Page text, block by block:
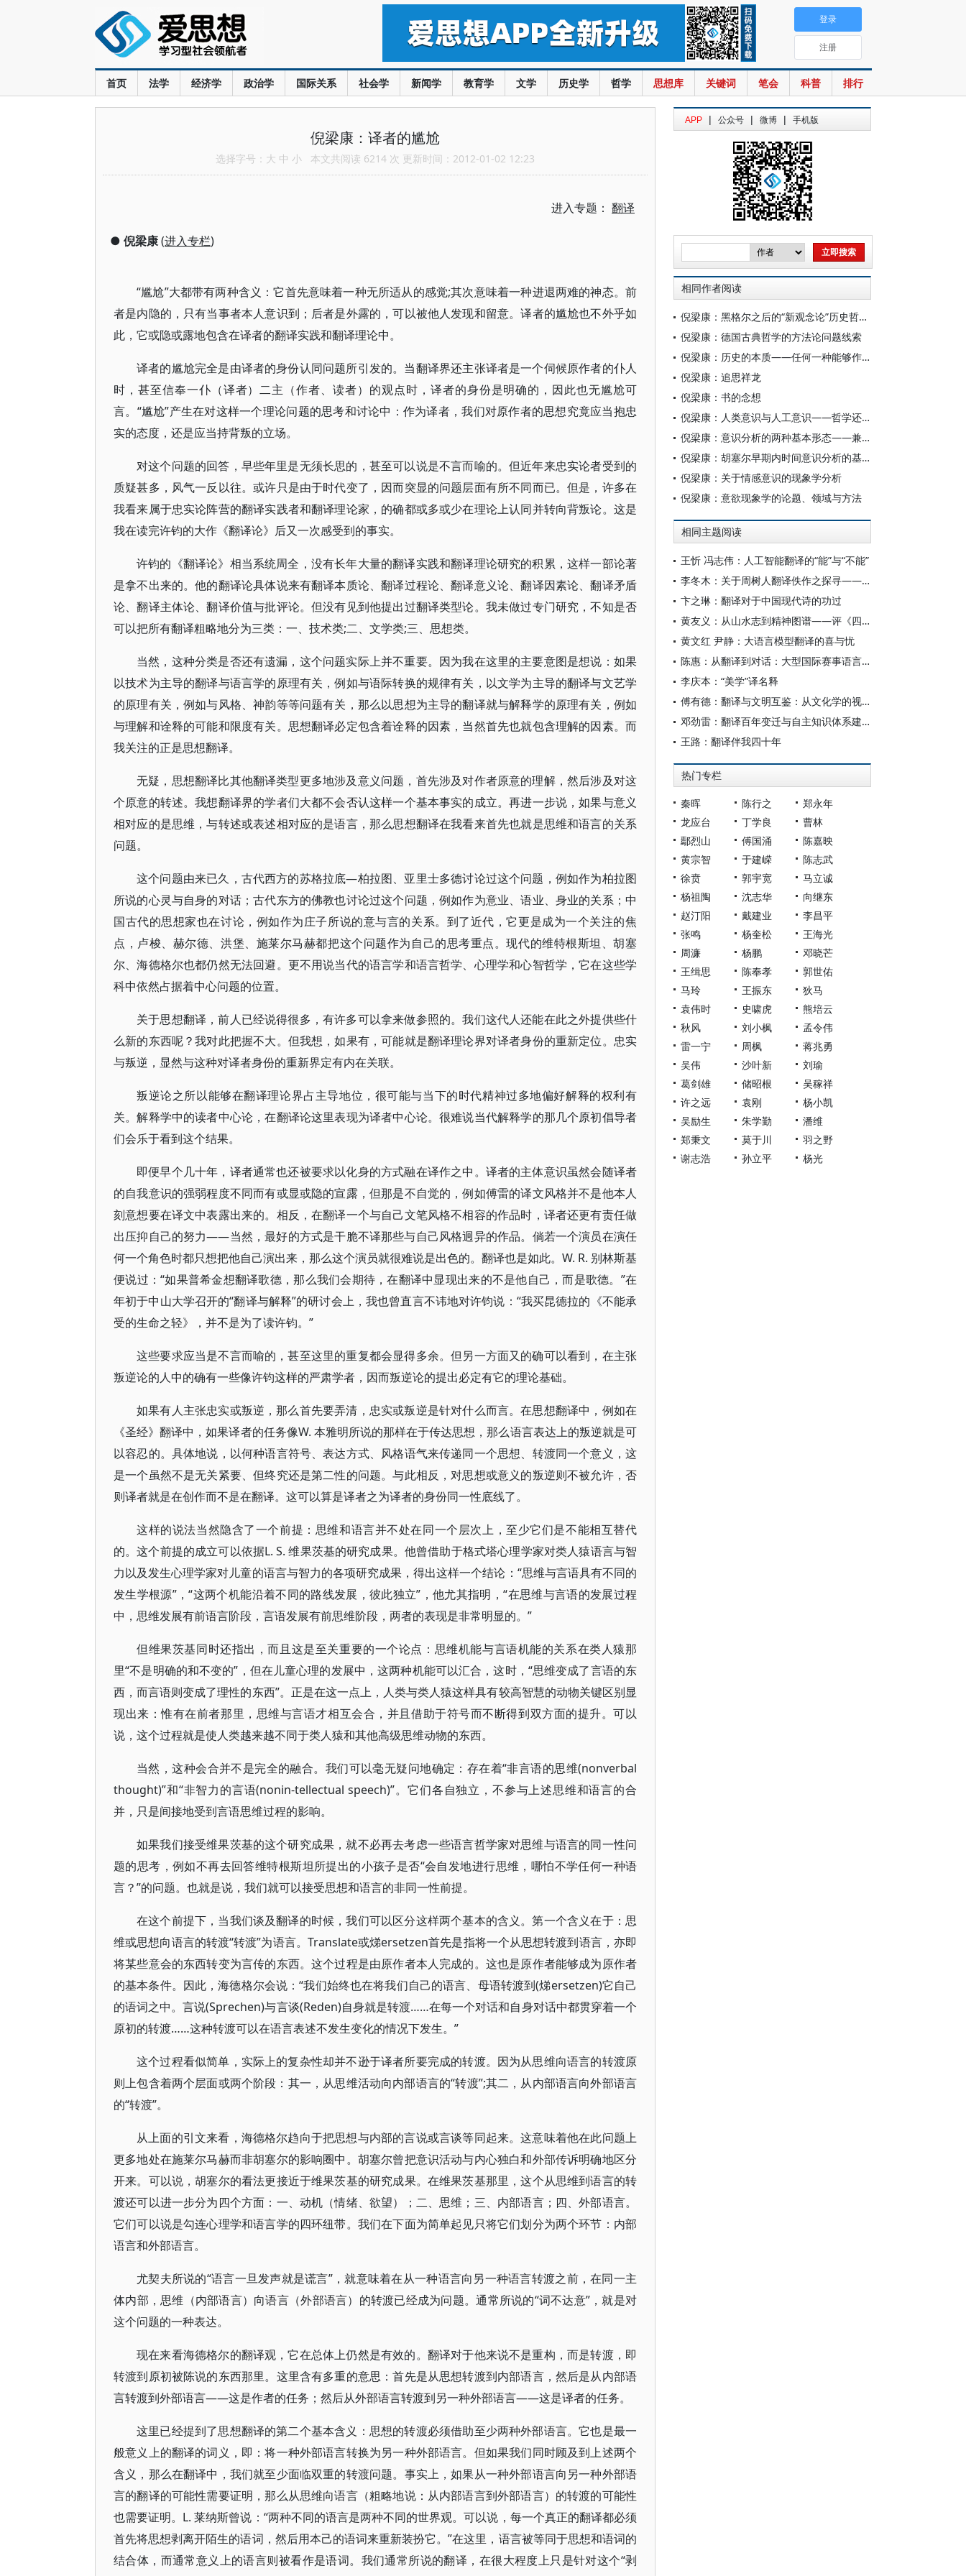
首页 法学 经济学 政治学 国际关系 社会学 新闻学 教育学 文学 历史学 哲学 思想库 关键词 笔会 科普 排行
登录
注册
倪梁康：译者的尴尬
选择字号： 大 中 小 本文共阅读 6214 次 更新时间：2012-01-02 12:23
进入专题： 翻译
● 倪梁康(进入专栏)
“尴尬”大都带有两种含义：它首先意味着一种无所适从的感觉;其次意味着一种进退两难的神态。前
者是内隐的，只有当事者本人意识到；后者是外露的，可以被他人发现和留意。译者的尴尬也不外乎如
此，它或隐或露地包含在译者的翻译实践和翻译理论中。
译者的尴尬完全是由译者的身份认同问题所引发的。当翻译界还主张译者是一个伺候原作者的仆人
时，甚至信奉一仆（译者）二主（作者、读者）的观点时，译者的身份是明确的，因此也无尴尬可
言。“尴尬”产生在对这样一个理论问题的思考和讨论中：作为译者，我们对原作者的思想究竟应当抱忠
实的态度，还是应当持背叛的立场。
对这个问题的回答，早些年里是无须长思的，甚至可以说是不言而喻的。但近年来忠实论者受到的
质疑甚多，风气一反以往。或许只是由于时代变了，因而突显的问题层面有所不同而已。但是，许多在
我看来属于忠实论阵营的翻译实践者和翻译理论家，的确都或多或少在理论上认同并转向背叛论。这是
我在读完许钧的大作《翻译论》后又一次感受到的事实。
许钧的《翻译论》相当系统周全，没有长年大量的翻译实践和翻译理论研究的积累，这样一部论著
是拿不出来的。他的翻译论具体说来有翻译本质论、翻译过程论、翻译意义论、翻译因素论、翻译矛盾
论、翻译主体论、翻译价值与批评论。但没有见到他提出过翻译类型论。我未做过专门研究，不知是否
可以把所有翻译粗略地分为三类：一、技术类;二、文学类;三、思想类。
当然，这种分类是否还有遗漏，这个问题实际上并不重要。因为我在这里的主要意图是想说：如果
以技术为主导的翻译与语言学的原理有关，例如与语际转换的规律有关，以文学为主导的翻译与文艺学
的原理有关，例如与风格、神韵等等问题有关，那么以思想为主导的翻译就与解释学的原理有关，例如
与理解和诠释的可能和限度有关。思想翻译必定包含着诠释的因素，当然首先也就包含理解的因素。而
我关注的正是思想翻译。
无疑，思想翻译比其他翻译类型更多地涉及意义问题，首先涉及对作者原意的理解，然后涉及对这
个原意的转述。我想翻译界的学者们大都不会否认这样一个基本事实的成立。再进一步说，如果与意义
相对应的是思维，与转述或表述相对应的是语言，那么思想翻译在我看来首先也就是思维和语言的关系
问题。
这个问题由来已久，古代西方的苏格拉底—柏拉图、亚里士多德讨论过这个问题，例如作为柏拉图
所说的心灵与自身的对话；古代东方的佛教也讨论过这个问题，例如作为意业、语业、身业的关系；中
国古代的思想家也在讨论，例如作为庄子所说的意与言的关系。到了近代，它更是成为一个关注的焦
点，卢梭、赫尔德、洪堡、施莱尔马赫都把这个问题作为自己的思考重点。现代的维特根斯坦、胡塞
尔、海德格尔也都仍然无法回避。更不用说当代的语言学和语言哲学、心理学和心智哲学，它在这些学
科中依然占据着中心问题的位置。
关于思想翻译，前人已经说得很多，有许多可以拿来做参照的。我们这代人还能在此之外提供些什
么新的东西呢？我对此把握不大。但我想，如果有，可能就是翻译理论界对译者身份的重新定位。忠实
与叛逆，显然与这种对译者身份的重新界定有内在关联。
叛逆论之所以能够在翻译理论界占主导地位，很可能与当下的时代精神过多地偏好解释的权利有
关。解释学中的读者中心论，在翻译论这里表现为译者中心论。很难说当代解释学的那几个原初倡导者
们会乐于看到这个结果。
即便早个几十年，译者通常也还被要求以化身的方式融在译作之中。译者的主体意识虽然会随译者
的自我意识的强弱程度不同而有或显或隐的宣露，但那是不自觉的，例如傅雷的译文风格并不是他本人
刻意想要在译文中表露出来的。相反，在翻译一个与自己文笔风格不相容的作品时，译者还更有责任做
出压抑自己的努力——当然，最好的方式是干脆不译那些与自己风格迥异的作品。倘若一个演员在演任
何一个角色时都只想把他自己演出来，那么这个演员就很难说是出色的。翻译也是如此。W. R. 别林斯基
便说过：“如果普希金想翻译歌德，那么我们会期待，在翻译中显现出来的不是他自己，而是歌德。”在
年初于中山大学召开的“翻译与解释”的研讨会上，我也曾直言不讳地对许钧说：“我买昆德拉的《不能承
受的生命之轻》，并不是为了读许钧。”
这些要求应当是不言而喻的，甚至这里的重复都会显得多余。但另一方面又的确可以看到，在主张
叛逆论的人中的确有一些像许钧这样的严肃学者，因而叛逆论的提出必定有它的理论基础。
如果有人主张忠实或叛逆，那么首先要弄清，忠实或叛逆是针对什么而言。在思想翻译中，例如在
《圣经》翻译中，如果译者的任务像W. 本雅明所说的那样在于传达思想，那么语言表达上的叛逆就是可
以容忍的。具体地说，以何种语言符号、表达方式、风格语气来传递同一个思想、转渡同一个意义，这
是一个虽然不是无关紧要、但终究还是第二性的问题。与此相反，对思想或意义的叛逆则不被允许，否
则译者就是在创作而不是在翻译。这可以算是译者之为译者的身份同一性底线了。
这样的说法当然隐含了一个前提：思维和语言并不处在同一个层次上，至少它们是不能相互替代
的。这个前提的成立可以依据L. S. 维果茨基的研究成果。他曾借助于格式塔心理学家对类人猿语言与智
力以及发生心理学家对儿童的语言与智力的各项研究成果，得出这样一个结论：“思维与言语具有不同的
发生学根源”，“这两个机能沿着不同的路线发展，彼此独立”，他尤其指明，“在思维与言语的发展过程
中，思维发展有前语言阶段，言语发展有前思维阶段，两者的表现是非常明显的。”
但维果茨基同时还指出，而且这是至关重要的一个论点：思维机能与言语机能的关系在类人猿那
里“不是明确的和不变的”，但在儿童心理的发展中，这两种机能可以汇合，这时，“思维变成了言语的东
西，而言语则变成了理性的东西”。正是在这一点上，人类与类人猿这样具有较高智慧的动物关键区别显
现出来：惟有在前者那里，思维与言语才相互会合，并且借助于符号而不断得到双方面的提升。可以
说，这个过程就是使人类越来越不同于类人猿和其他高级思维动物的东西。
当然，这种会合并不是完全的融合。我们可以毫无疑问地确定：存在着“非言语的思维(nonverbal
thought)”和“非智力的言语(nonin-tellectual speech)”。它们各自独立，不参与上述思维和语言的合
并，只是间接地受到言语思维过程的影响。
如果我们接受维果茨基的这个研究成果，就不必再去考虑一些语言哲学家对思维与语言的同一性问
题的思考，例如不再去回答维特根斯坦所提出的小孩子是否“会自发地进行思维，哪怕不学任何一种语
言？”的问题。也就是说，我们就可以接受思想和语言的非同一性前提。
在这个前提下，当我们谈及翻译的时候，我们可以区分这样两个基本的含义。第一个含义在于：思
维或思想向语言的转渡“转渡”为语言。Translate或焍ersetzen首先是指将一个从思想转渡到语言，亦即
将某些意会的东西转变为言传的东西。这个过程是由原作者本人完成的。这也是原作者能够成为原作者
的基本条件。因此，海德格尔会说：“我们始终也在将我们自己的语言、母语转渡到(焍ersetzen)它自己
的语词之中。言说(Sprechen)与言谈(Reden)自身就是转渡……在每一个对话和自身对话中都贯穿着一个
原初的转渡……这种转渡可以在语言表述不发生变化的情况下发生。”
这个过程看似简单，实际上的复杂性却并不逊于译者所要完成的转渡。因为从思维向语言的转渡原
则上包含着两个层面或两个阶段：其一，从思维活动向内部语言的“转渡”;其二，从内部语言向外部语言
的“转渡”。
从上面的引文来看，海德格尔趋向于把思想与内部的言说或言谈等同起来。这意味着他在此问题上
更多地处在施莱尔马赫而非胡塞尔的影响圈中。胡塞尔曾把意识活动与内心独白和外部传诉明确地区分
开来。可以说，胡塞尔的看法更接近于维果茨基的研究成果。在维果茨基那里，这个从思维到语言的转
渡还可以进一步分为四个方面：一、动机（情绪、欲望）；二、思维；三、内部语言；四、外部语言。
它们可以说是勾连心理学和语言学的四环纽带。我们在下面为简单起见只将它们划分为两个环节：内部
语言和外部语言。
尤契夫所说的“语言一旦发声就是谎言”，就意味着在从一种语言向另一种语言转渡之前，在同一主
体内部，思维（内部语言）向语言（外部语言）的转渡已经成为问题。通常所说的“词不达意”，就是对
这个问题的一种表达。
现在来看海德格尔的翻译观，它在总体上仍然是有效的。翻译对于他来说不是重构，而是转渡，即
转渡到原初被陈说的东西那里。这里含有多重的意思：首先是从思想转渡到内部语言，然后是从内部语
言转渡到外部语言——这是作者的任务；然后从外部语言转渡到另一种外部语言——这是译者的任务。
这里已经提到了思想翻译的第二个基本含义：思想的转渡必须借助至少两种外部语言。它也是最一
般意义上的翻译的词义，即：将一种外部语言转换为另一种外部语言。但如果我们同时顾及到上述两个
含义，那么在翻译中，我们就至少面临双重的转渡问题。事实上，如果从一种外部语言向另一种外部语
言的翻译的可能性需要证明，那么从思维向语言（粗略地说：从内部语言到外部语言）的转渡的可能性
也需要证明。L. 莱纳斯曾说：“两种不同的语言是两种不同的世界观。可以说，每一个真正的翻译都必须
首先将思想剥离开陌生的语词，然后用本己的语词来重新装扮它。”在这里，语言被等同于思想和语词的
结合体，而通常意义上的语言则被看作是语词。我们通常所说的翻译，在很大程度上只是针对这个“剥
APP | 公众号 | 微博 | 手机版
相同作者阅读
倪梁康：黑格尔之后的“新观念论”历史哲学：新黑格尔主义
倪梁康：德国古典哲学的方法论问题线索
倪梁康：历史的本质——任何一种能够作为严格科学出现的未来历史现象学导引
倪梁康：追思祥龙
倪梁康：书的念想
倪梁康：人类意识与人工意识——哲学还能说些什么？
倪梁康：意识分析的两种基本形态——兼论通向超越论—发生现象学的莱布尼茨道路
倪梁康：胡塞尔早期内时间意识分析的基本进路
倪梁康：关于情感意识的现象学分析
倪梁康：意欲现象学的论题、领域与方法
相同主题阅读
王忻 冯志伟：人工智能翻译的“能”与“不能”
李冬木：关于周树人翻译佚作之探寻——以《北极探险记》和《物理新诠》为中心
卞之琳：翻译对于中国现代诗的功过
黄友义：从山水志到精神图谱——评《四明雅韵》
黄文红 尹静：大语言模型翻译的喜与忧
陈惠：从翻译到对话：大型国际赛事语言服务的转型
李庆本：“美学”译名释
傅有德：翻译与文明互鉴：从文化学的视角看
邓劲雷：翻译百年变迁与自主知识体系建构
王路：翻译伴我四十年
热门专栏
秦晖 陈行之
郑永年
龙应台
丁学良
曹林
鄢烈山
傅国涌
陈嘉映
黄宗智
于建嵘
陈志武
徐贲
郭宇宽
马立诚
杨祖陶
沈志华
向继东
赵汀阳
戴建业
李昌平
张鸣
杨奎松
王海光
周濂
杨鹏
邓晓芒
王缉思
陈奉孝
郭世佑
马玲
王振东
狄马
袁伟时
史啸虎
熊培云
秋风
刘小枫
孟令伟
雷一宁
周枫
蒋兆勇
吴伟
沙叶新
刘瑜
葛剑雄
储昭根
吴稼祥
许之远
袁刚
杨小凯
吴励生
朱学勤
潘维
郑秉文
莫于川
羽之野
谢志浩
孙立平 杨光